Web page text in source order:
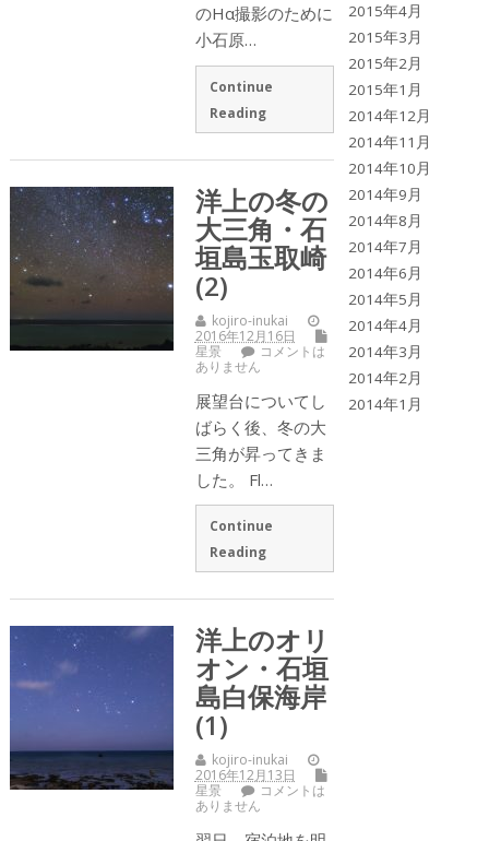
のHα撮影のために
小石原…
Continue
Reading
洋上の冬の
大三角・石
垣島玉取崎
(2)
kojiro-inukai
2016年12月16日
星景
コメントは
ありません
展望台についてし
ばらく後、冬の大
三角が昇ってきま
した。 Fl…
Continue
Reading
洋上のオリ
オン・石垣
島白保海岸
(1)
kojiro-inukai
2016年12月13日
星景
コメントは
ありません
2015年4月
2015年3月
2015年2月
2015年1月
2014年12月
2014年11月
2014年10月
2014年9月
2014年8月
2014年7月
2014年6月
2014年5月
2014年4月
2014年3月
2014年2月
2014年1月